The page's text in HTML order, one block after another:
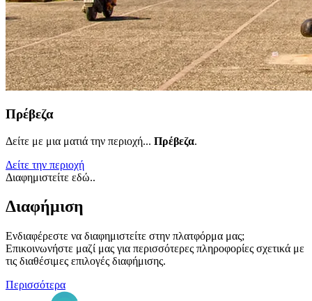
Πρέβεζα
Δείτε με μια ματιά την περιοχή... Πρέβεζα.
Δείτε την περιοχή
Διαφημιστείτε εδώ..
Διαφήμιση
Ενδιαφέρεστε να διαφημιστείτε στην πλατφόρμα μας;
Επικοινωνήστε μαζί μας για περισσότερες πληροφορίες σχετικά με
τις διαθέσιμες επιλογές διαφήμισης.
Περισσότερα